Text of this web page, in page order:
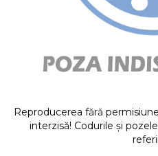
Reproducerea fără
interzisă! Codurile și